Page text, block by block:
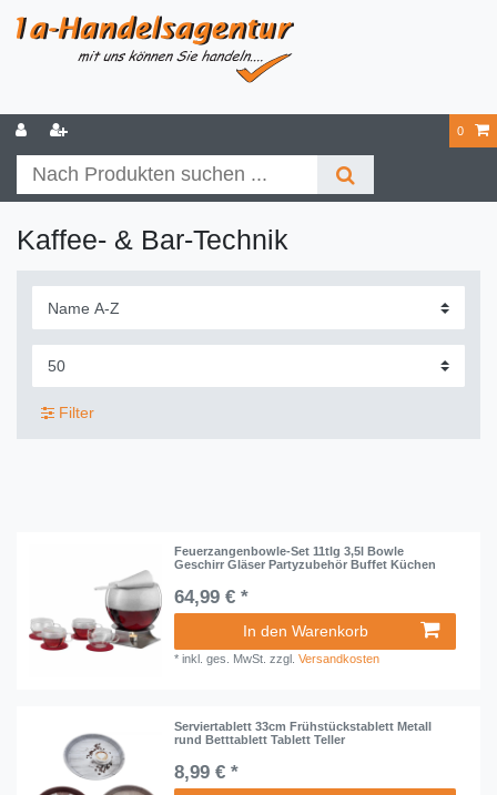
0
Kaffee- & Bar-Technik
Filter
Feuerzangenbowle-Set 11tlg 3,5l Bowle
Geschirr Gläser Partyzubehör Buffet Küchen
64,99 € *
In den Warenkorb
*inkl. ges. MwSt. zzgl.Versandkosten
Serviertablett 33cm Frühstückstablett Metall
rund Betttablett Tablett Teller
8,99 € *